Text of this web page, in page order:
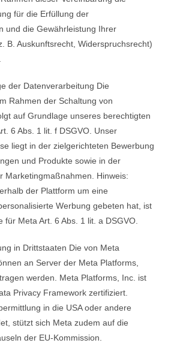
für die Erfüllung der
und die Gewährleistung Ihrer
B. Auskunftsrecht, Widerspruchsrecht)
der Datenverarbeitung Die
Rahmen der Schaltung von
auf Grundlage unseres berechtigten
6 Abs. 1 lit. f DSGVO. Unser
liegt in der zielgerichteten Bewerbung
und Produkte sowie in der
Marketingmaßnahmen. Hinweis:
der Plattform um eine
Werbung gebeten hat, ist
für Meta Art. 6 Abs. 1 lit. a DSGVO.
in Drittstaaten Die von Meta
an Server der Meta Platforms,
werden. Meta Platforms, Inc. ist
Privacy Framework zertifiziert.
in die USA oder andere
stützt sich Meta zudem auf die
der EU-Kommission.